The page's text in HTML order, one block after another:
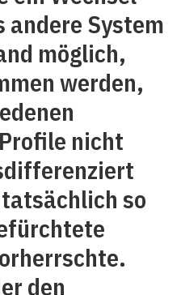
andere System
möglich,
werden,
nicht
so
den